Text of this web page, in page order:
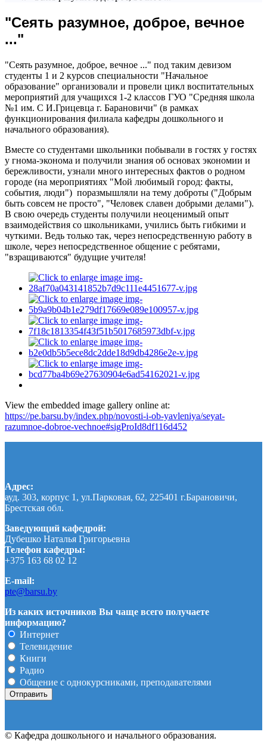
"Сеять разумное, доброе, вечное
..."
"Сеять разумное, доброе, вечное ..." под таким девизом
студенты 1 и 2 курсов специальности "Начальное
образование" организовали и провели цикл воспитательных
мероприятий для учащихся 1-2 классов ГУО "Средняя школа
№1 им. С И.Грицевца г. Барановичи" (в рамках
функционирования филиала кафедры дошкольного и
начального образования).
Вместе со студентами школьники побывали в гостях у гостях
у гнома-эконома и получили знания об основах экономии и
бережливости, узнали много интересных фактов о родном
городе (на мероприятиях "Мой любимый город: факты,
события, люди") поразмышляли на тему доброты ("Добрым
быть совсем не просто", "Человек славен добрыми делами").
В свою очередь студенты получили неоценимый опыт
взаимодействия со школьниками, учились быть гибкими и
чуткими. Ведь только так, через непосредственную работу в
школе, через непосредственное общение с ребятами,
"взращиваются" будущие учителя!
View the embedded image gallery online at:
https://pe.barsu.by/index.php/novosti-i-ob-yavleniya/seyat-
razumnoe-dobroe-vechnoe#sigProId8df116d452
Адрес:
ауд. 303, корпус 1, ул.Парковая, 62, 225401 г.Барановичи,
Брестская обл.
Заведующий кафедрой:
Дубешко Наталья Григорьевна
Телефон кафедры:
+375 163 68 02 12
E-mail:
pte@barsu.by
Из каких источников Вы чаще всего получаете
информацию?
Интернет
Телевидение
Книги
Радио
Общение с однокурсниками, преподавателями
© Кафедра дошкольного и начального образования.